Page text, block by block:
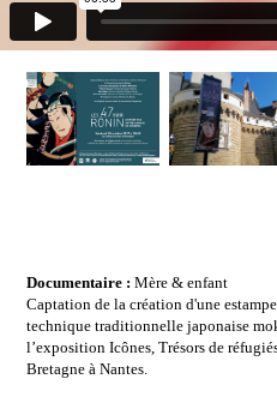
Documentaire :Mère & enfant
Captation de la création d'une
technique traditionnelle japonaise
l’exposition Icônes, Trésors de
Bretagne à Nantes.